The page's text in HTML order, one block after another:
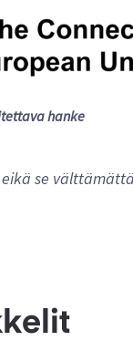
hanke
se